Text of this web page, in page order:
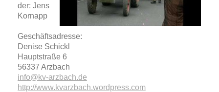
der: Jens
Kornapp
Geschäftsadresse:
Denise Schickl
Hauptstraße 6
56337 Arzbach
info@kv-arzbach.de
http://www.kvarzbach.wordpress.com